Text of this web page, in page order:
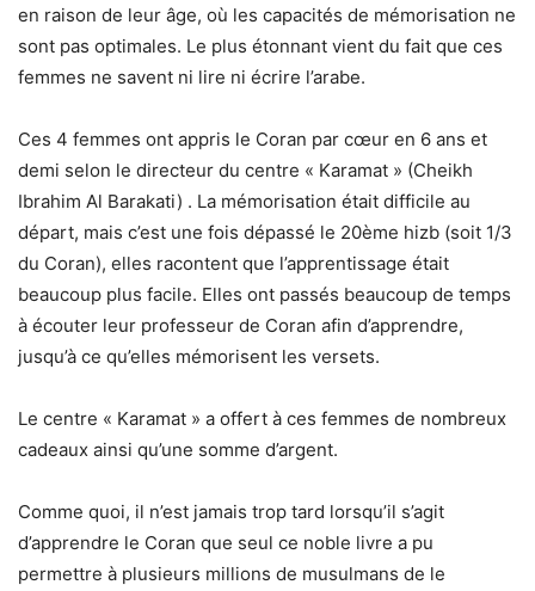
en raison de leur âge, où les capacités de mémorisation ne
sont pas optimales. Le plus étonnant vient du fait que ces
femmes ne savent ni lire ni écrire l’arabe.
Ces 4 femmes ont appris le Coran par cœur en 6 ans et
demi selon le directeur du centre « Karamat » (Cheikh
Ibrahim Al Barakati) . La mémorisation était difficile au
départ, mais c’est une fois dépassé le 20ème hizb (soit 1/3
du Coran), elles racontent que l’apprentissage était
beaucoup plus facile. Elles ont passés beaucoup de temps
à écouter leur professeur de Coran afin d’apprendre,
jusqu’à ce qu’elles mémorisent les versets.
Le centre « Karamat » a offert à ces femmes de nombreux
cadeaux ainsi qu’une somme d’argent.
Comme quoi, il n’est jamais trop tard lorsqu’il s’agit
d’apprendre le Coran que seul ce noble livre a pu
permettre à plusieurs millions de musulmans de le